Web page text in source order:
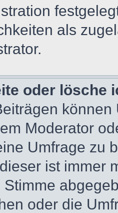
als
oder lösche
Moderator
Umfrage zu
ist immer
oder die